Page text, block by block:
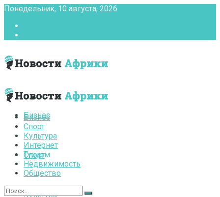
Понедельник, 10 августа, 2026
Бизнес
Спорт
Культура
Бизнес
Спорт
Культура
Интернет
Туризм
Недвижимость
Общество